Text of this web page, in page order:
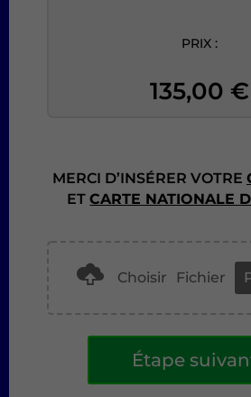
PRIX :
135,00 €
MERCI D’INSÉRER VOTRE
ETCARTE NATIONALE
Choisir Fichier
Étape